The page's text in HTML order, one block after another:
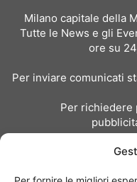
Milano capitale della
Tutte le News e gli
ore su
Per inviare comunicati
Per richiedere